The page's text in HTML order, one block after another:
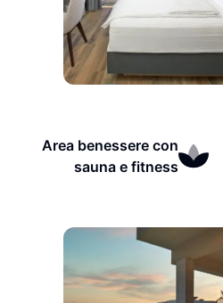
Area benessere con
sauna e fitness